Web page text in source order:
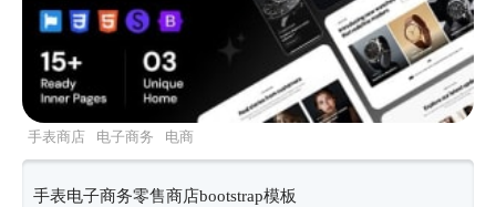
手表商店 电子商务
电商
html5
lemora Bootstrapv533
手表电子商务零售商店bootstrap模板